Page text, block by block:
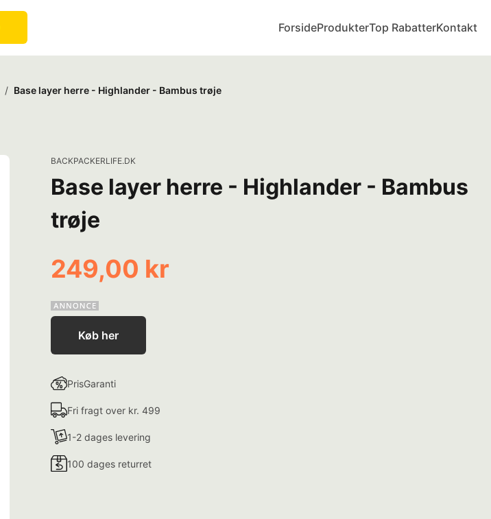
ForsideProdukterTop RabatterKontakt
/ Base layer herre - Highlander - Bambus trøje
BACKPACKERLIFE.DK
Base layer herre - Highlander - Bambus
trøje
249,00 kr
Køb her
PrisGaranti
Fri fragt over kr. 499
1-2 dages levering
100 dages returret